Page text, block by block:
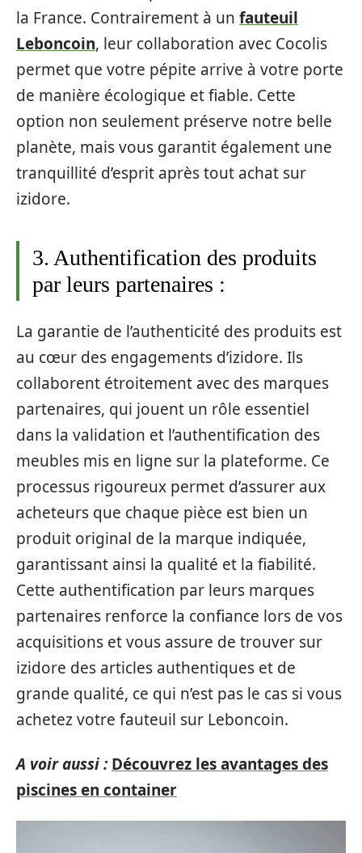
la France. Contrairement à un fauteuil
Leboncoin, leur collaboration avec Cocolis
permet que votre pépite arrive à votre porte
de manière écologique et fiable. Cette
option non seulement préserve notre belle
planète, mais vous garantit également une
tranquillité d’esprit après tout achat sur
izidore.
3. Authentification des produits
par leurs partenaires :
La garantie de l’authenticité des produits est
au cœur des engagements d’izidore. Ils
collaborent étroitement avec des marques
partenaires, qui jouent un rôle essentiel
dans la validation et l’authentification des
meubles mis en ligne sur la plateforme. Ce
processus rigoureux permet d’assurer aux
acheteurs que chaque pièce est bien un
produit original de la marque indiquée,
garantissant ainsi la qualité et la fiabilité.
Cette authentification par leurs marques
partenaires renforce la confiance lors de vos
acquisitions et vous assure de trouver sur
izidore des articles authentiques et de
grande qualité, ce qui n’est pas le cas si vous
achetez votre fauteuil sur Leboncoin.
A voir aussi : Découvrez les avantages des
piscines en container